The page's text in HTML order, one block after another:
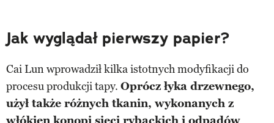
Jak wyglądał pierwszy papier?
Cai Lun wprowadził kilka istotnych modyfikacji do
procesu produkcji tapy. Oprócz łyka drzewnego,
użył także różnych tkanin, wykonanych z